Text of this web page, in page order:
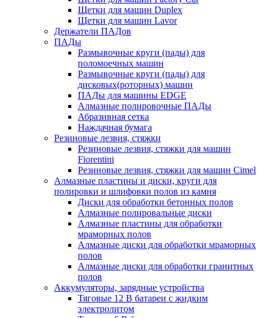
Щетки для машин Duplex
Щетки для машин Lavor
Держатели ПАДов
ПАДы
Размывочные круги (пады) для
поломоечных машин
Размывочные круги (пады) для
дисковых(роторных) машин
ПАДы для машины EDGE
Алмазные полировочные ПАДы
Абразивная сетка
Наждачная бумага
Резиновые лезвия, стяжки
Резиновые лезвия, стяжки для машин
Fiorentini
Резиновые лезвия, стяжки для машин Cimel
Алмазные пластины и диски, круги для
полировки и шлифовки полов из камня
Диски для обработки бетонных полов
Алмазные полировальные диски
Алмазные пластины для обработки
мраморных полов
Алмазные диски для обработки мраморных
полов
Алмазные диски для обработки гранитных
полов
Аккумуляторы, зарядные устройства
Тяговые 12 В батареи с жидким
электролитом